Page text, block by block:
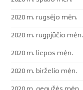
2020 m. rugsėjo mėn.
2020 m. rugpjūčio mėn.
2020 m. liepos mėn.
2020 m. birželio mėn.